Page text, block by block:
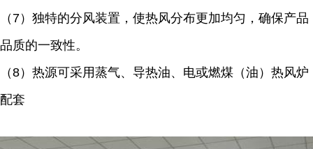
（7）独特的分风装置，使热风分布更加均匀，确保产品
品质的一致性。
（8）热源可采用蒸气、导热油、电或燃煤（油）热风炉
配套